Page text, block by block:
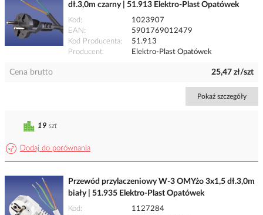
dł.3,0m czarny | 51.913 Elektro-Plast Opatówek
Kod
1023907
EAN
5901769012479
Kod Producenta
51.913
Producent
Elektro-Plast Opatówek
Cena brutto 25,47 zł/szt
Pokaż szczegóły
Dodaj do porównania
19 szt
Przewód przylaczeniowy W-3 OMYżo 3x1,5 dł.3,0m
biały | 51.935 Elektro-Plast Opatówek
Kod
1127284